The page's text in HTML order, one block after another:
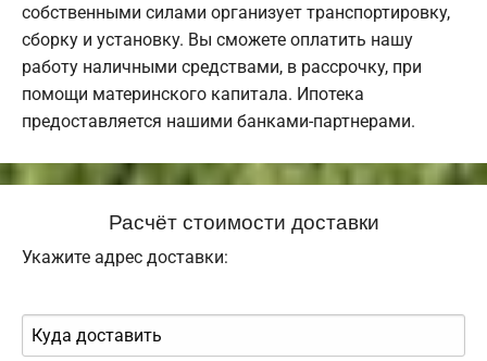
собственными силами организует транспортировку,
сборку и установку. Вы сможете оплатить нашу
работу наличными средствами, в рассрочку, при
помощи материнского капитала. Ипотека
предоставляется нашими банками-партнерами.
Расчёт стоимости доставки
Укажите адрес доставки: